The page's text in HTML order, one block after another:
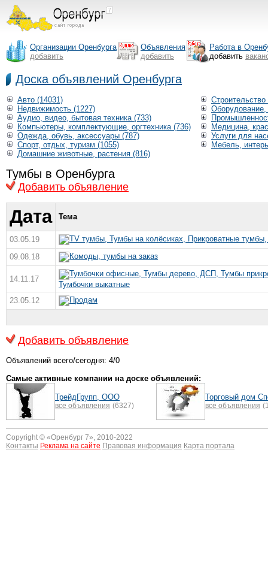
Организации Оренбурга
добавить
Объявления
добавить
Работа в
добавить
Доска объявлений Оренбурга
Авто (14031)
Недвижимость (1227)
Аудио, видео, бытовая техника (733)
Компьютеры, комплектующие, оргтехника (736)
Одежда, обувь, аксессуары (787)
Спорт, отдых, туризм (1055)
Домашние животные, растения (816)
Оборудование,
Медицина,
Услуги для
Мебель,
Тумбы в Оренбурга
Добавить объявление
Дата Тема
03.05.19
TV тумбы, Тумбы на колёсиках, Прикроватные
09.08.18
Комоды, тумбы на заказ
14.11.17
Тумбочки офисные, Тумбы дерево, ДСП, Тумбы
Тумбочки выкатные
23.05.12
Продам
Добавить объявление
Объявлений всего/сегодня: 4/0
Самые активные компании на доске объявлений:
ТрейдГрупп, ООО
все объявления (6327)
Торговый дом
все объявления
Copyright © «Оренбург 7», 2010-2022
Контакты Реклама на сайте Правовая информация Карта портала